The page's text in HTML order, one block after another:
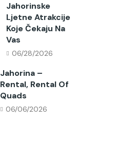
Jahorinske
Ljetne Atrakcije
Koje Čekaju Na
Vas
06/28/2026
Jahorina –
Rental, Rental Of
Quads
06/06/2026